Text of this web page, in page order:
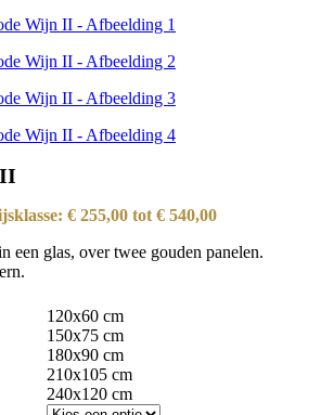
€ 255,00 tot € 540,00
een glas, over twee gouden panelen.
120x60 cm
150x75 cm
180x90 cm
210x105 cm
240x120 cm